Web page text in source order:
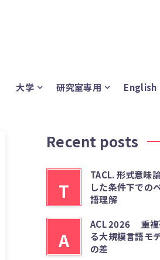
大学 研究室専用 English
Recent posts
T
TACL. 形式意味
した条件下での
語理解
A
ACL 2026 重複
る大規模言語モ
の差